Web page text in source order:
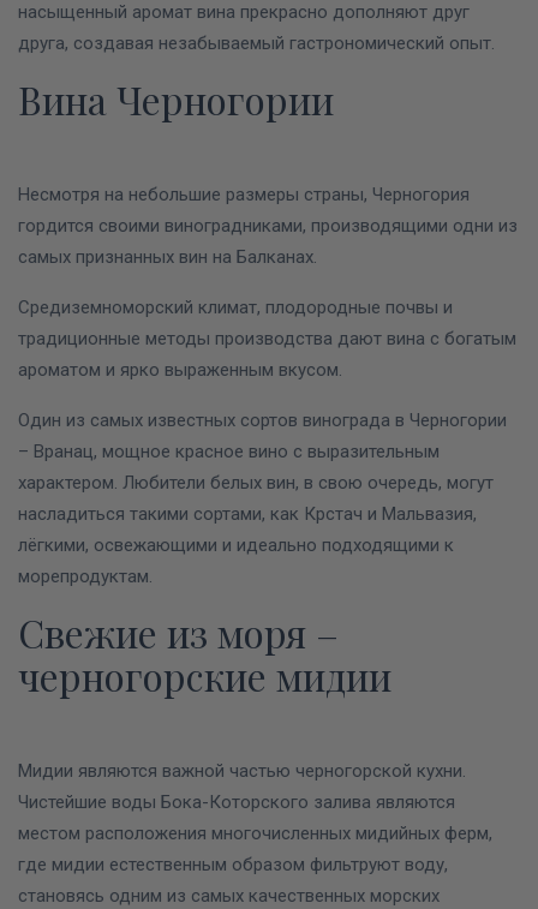
насыщенный аромат вина прекрасно дополняют друг
друга, создавая незабываемый гастрономический опыт.
Вина Черногории
Несмотря на небольшие размеры страны, Черногория
гордится своими виноградниками, производящими одни из
самых признанных вин на Балканах.
Средиземноморский климат, плодородные почвы и
традиционные методы производства дают вина с богатым
ароматом и ярко выраженным вкусом.
Один из самых известных сортов винограда в Черногории
– Вранац, мощное красное вино с выразительным
характером. Любители белых вин, в свою очередь, могут
насладиться такими сортами, как Крстач и Мальвазия,
лёгкими, освежающими и идеально подходящими к
морепродуктам.
Свежие из моря –
черногорские мидии
Мидии являются важной частью черногорской кухни.
Чистейшие воды Бока-Которского залива являются
местом расположения многочисленных мидийных ферм,
где мидии естественным образом фильтруют воду,
становясь одним из самых качественных морских